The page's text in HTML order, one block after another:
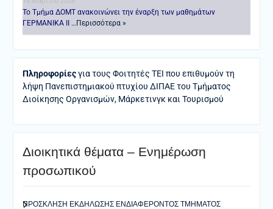
Το Τμήμα ΔΟΜΤ ανακοινώνει την έναρξη των μαθημάτων
ΓΕΡΜΑΝΙΚΑ ΙΙ …Περισσότερα »
Πληροφορίεςγια τους Φοιτητές ΤΕΙ που επιθυμούν τη
λήψη Πανεπιστημιακού πτυχίου ΔΙΠΑΕ του Τμήματος
Διοίκησης Οργανισμών, Μάρκετινγκ και Τουρισμού
Διοικητικά θέματα – Ενημέρωση
προσωπικού
ΠΡΟΣΚΛΗΣΗ ΕΚΔΗΛΩΣΗΣ ΕΝΔΙΑΦΕΡΟΝΤΟΣ ΤΜΗΜΑΤΟΣ